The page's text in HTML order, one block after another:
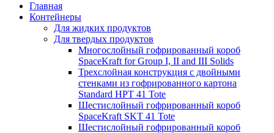
Главная
Контейнеры
Для жидких продуктов
Для твердых продуктов
Многослойный гофрированный короб
SpaceKraft for Group I, II and III Solids
Трехслойная конструкция с двойными
стенками из гофрированного картона
Standard HPT 41 Tote
Шестислойный гофрированный короб
SpaceKraft SKT 41 Tote
Шестислойный гофрированный короб